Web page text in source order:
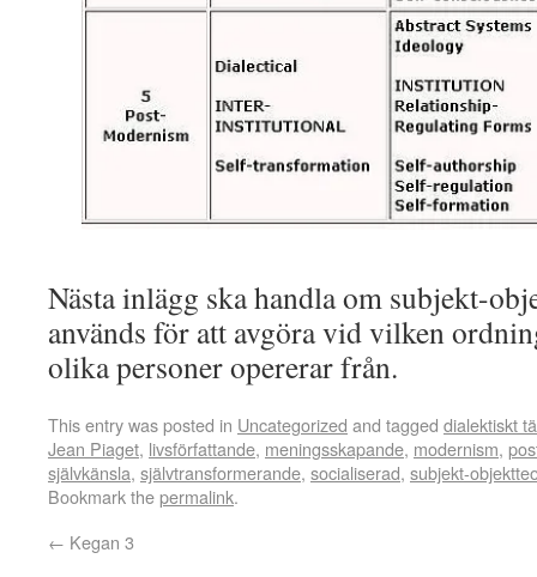
Nästa inlägg ska handla om subjekt-
används för att avgöra vid vilken
olika personer opererar från.
This entry was posted in Uncategorized and tagged dialektiskt
Jean Piaget, livsförfattande, meningsskapande, modernism,
självkänsla, självtransformerande, socialiserad, subjekt-
Bookmark thepermalink.
← Kegan 3